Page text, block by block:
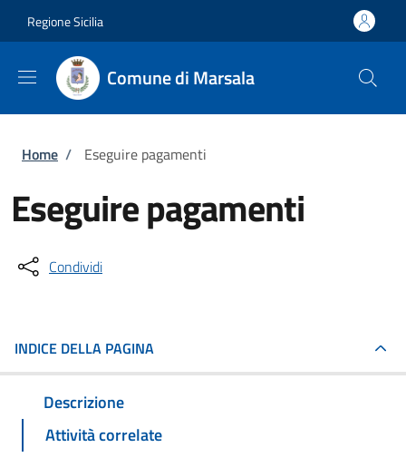
Regione Sicilia
Comune di Marsala
Briciole di pane
Home / Eseguire pagamenti
Eseguire pagamenti
Condividi
INDICE DELLA PAGINA
Descrizione
Attività correlate